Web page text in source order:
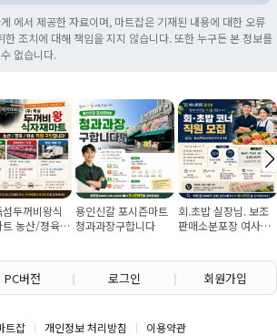
에서 제공한 자료이며, 마트잡은 기재된 내용에 대한 오류
조치에 대해 책임을 지지 않습니다. 또한 누구든 본 정보를
없습니다.
/
용인신갈 포시즌마트
청과과장구합니다
회.초밥 실장님. 보조
판매소분포장 여사님
마트 공산
다
PC버전 로그인 회원가입
트잡 개인정보 처리방침
이용약관